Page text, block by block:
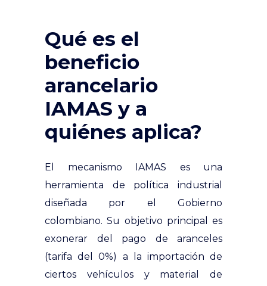
Qué es el
beneficio
arancelario
IAMAS y a
quiénes aplica?
El mecanismo IAMAS es una
herramienta de política industrial
diseñada por el Gobierno
colombiano. Su objetivo principal es
exonerar del pago de aranceles
(tarifa del 0%) a la importación de
ciertos vehículos y material de